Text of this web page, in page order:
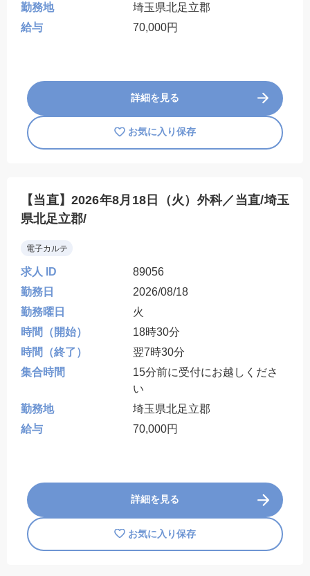
勤務地
埼玉県北足立郡
給与
70,000円
詳細を見る
お気に入り保存
【当直】2026年8月18日（火）外科／当直/埼玉
県北足立郡/
電子カルテ
求人 ID
89056
勤務日
2026/08/18
勤務曜日
火
時間（開始）
18時30分
時間（終了）
翌7時30分
集合時間
15分前に受付にお越しくださ
い
勤務地
埼玉県北足立郡
給与
70,000円
詳細を見る
お気に入り保存